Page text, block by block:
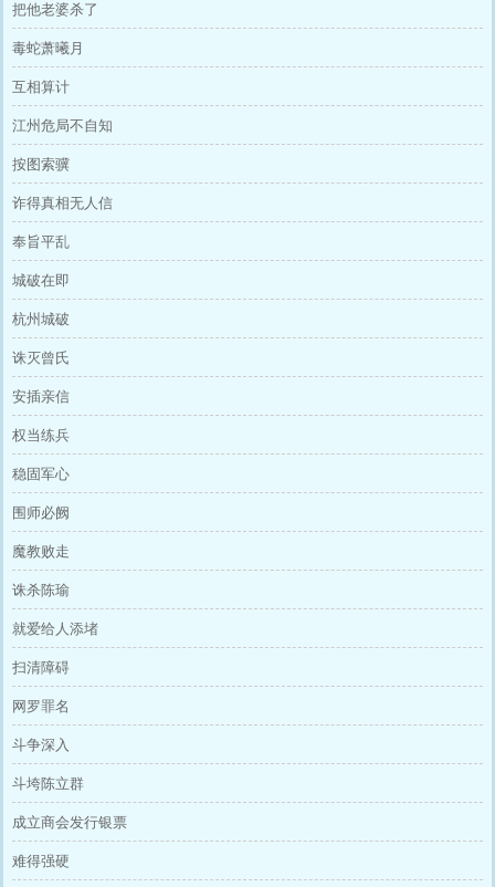
把他老婆杀了
毒蛇萧曦月
互相算计
江州危局不自知
按图索骥
诈得真相无人信
奉旨平乱
城破在即
杭州城破
诛灭曾氏
安插亲信
权当练兵
稳固军心
围师必阙
魔教败走
诛杀陈瑜
就爱给人添堵
扫清障碍
网罗罪名
斗争深入
斗垮陈立群
成立商会发行银票
难得强硬